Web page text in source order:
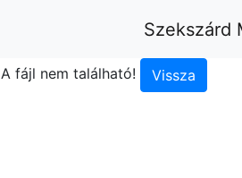
Szekszárd
A fájl nem található!